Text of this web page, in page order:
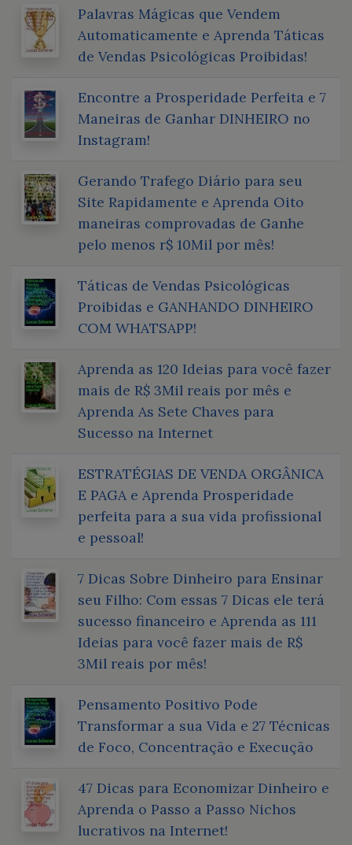
Palavras Mágicas que Vendem
Automaticamente e Aprenda Táticas
de Vendas Psicológicas Proibidas!
Encontre a Prosperidade Perfeita e 7
Maneiras de Ganhar DINHEIRO no
Instagram!
Gerando Trafego Diário para seu
Site Rapidamente e Aprenda Oito
maneiras comprovadas de Ganhe
pelo menos r$ 10Mil por mês!
Táticas de Vendas Psicológicas
Proibidas e GANHANDO DINHEIRO
COM WHATSAPP!
Aprenda as 120 Ideias para você fazer
mais de R$ 3Mil reais por mês e
Aprenda As Sete Chaves para
Sucesso na Internet
ESTRATÉGIAS DE VENDA ORGÂNICA
E PAGA e Aprenda Prosperidade
perfeita para a sua vida profissional
e pessoal!
7 Dicas Sobre Dinheiro para Ensinar
seu Filho: Com essas 7 Dicas ele terá
sucesso financeiro e Aprenda as 111
Ideias para você fazer mais de R$
3Mil reais por mês!
Pensamento Positivo Pode
Transformar a sua Vida e 27 Técnicas
de Foco, Concentração e Execução
47 Dicas para Economizar Dinheiro e
Aprenda o Passo a Passo Nichos
lucrativos na Internet!